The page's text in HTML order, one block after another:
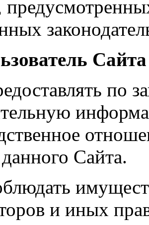
Сайта
по
Сайта.
и иных